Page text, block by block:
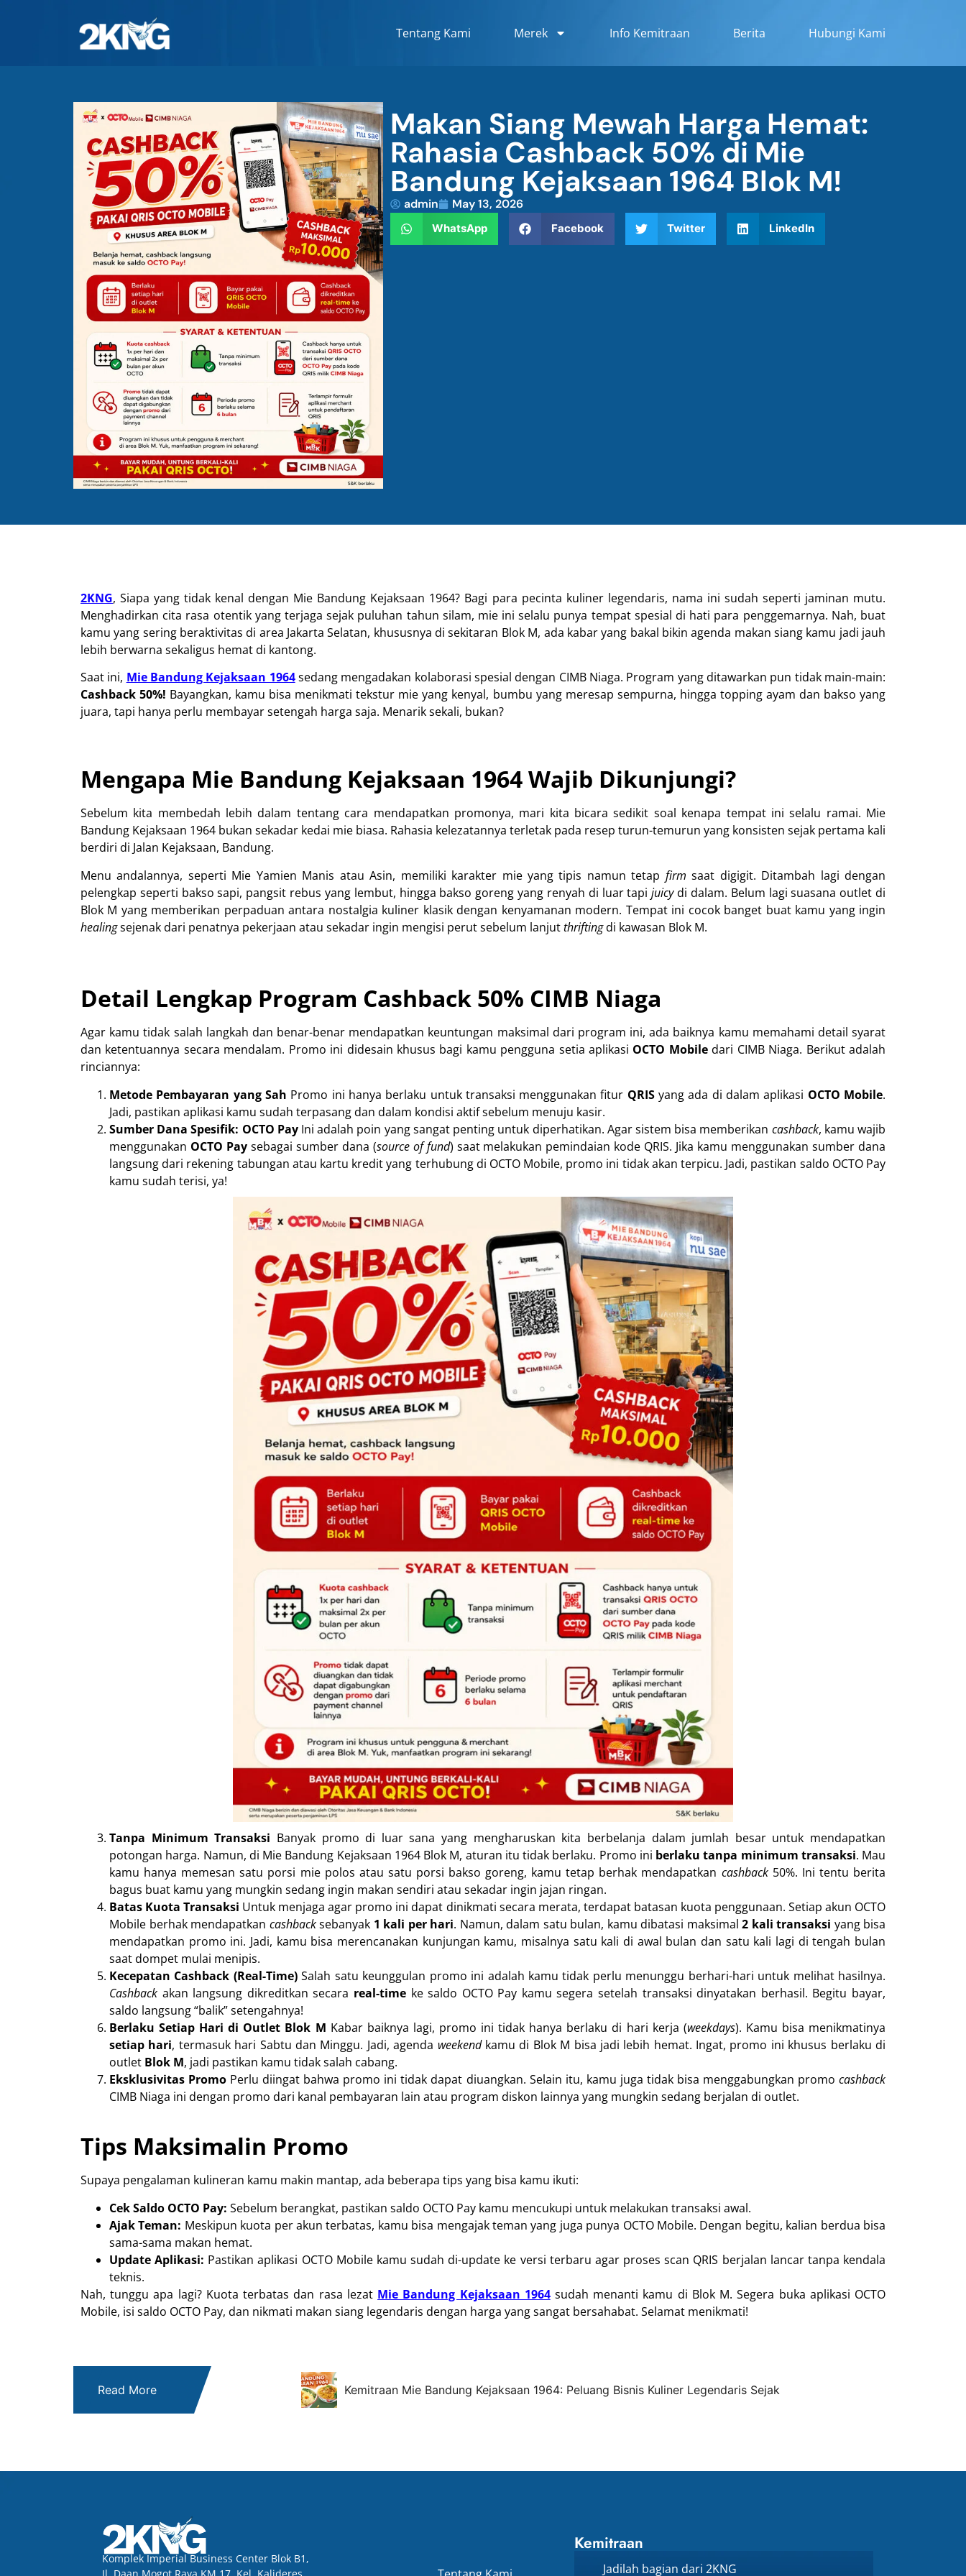
Tentang Kami Merek Info Kemitraan Berita Hubungi Kami
Makan Siang Mewah Harga Hemat:
Rahasia Cashback 50% di Mie
Bandung Kejaksaan 1964 Blok M!
admin May 13, 2026
WhatsApp Facebook Twitter LinkedIn
2KNG, Siapa yang tidak kenal dengan Mie Bandung Kejaksaan 1964? Bagi para pecinta kuliner legendaris, nama ini sudah seperti jaminan mutu.
Menghadirkan cita rasa otentik yang terjaga sejak puluhan tahun silam, mie ini selalu punya tempat spesial di hati para penggemarnya. Nah, buat
kamu yang sering beraktivitas di area Jakarta Selatan, khususnya di sekitaran Blok M, ada kabar yang bakal bikin agenda makan siang kamu jadi jauh
lebih berwarna sekaligus hemat di kantong.
Saat ini, Mie Bandung Kejaksaan 1964sedang mengadakan kolaborasi spesial dengan CIMB Niaga. Program yang ditawarkan pun tidak main-main:
Cashback 50%! Bayangkan, kamu bisa menikmati tekstur mie yang kenyal, bumbu yang meresap sempurna, hingga topping ayam dan bakso yang
juara, tapi hanya perlu membayar setengah harga saja. Menarik sekali, bukan?
Mengapa Mie Bandung Kejaksaan 1964 Wajib Dikunjungi?
Sebelum kita membedah lebih dalam tentang cara mendapatkan promonya, mari kita bicara sedikit soal kenapa tempat ini selalu ramai. Mie
Bandung Kejaksaan 1964 bukan sekadar kedai mie biasa. Rahasia kelezatannya terletak pada resep turun-temurun yang konsisten sejak pertama kali
berdiri di Jalan Kejaksaan, Bandung.
Menu andalannya, seperti Mie Yamien Manis atau Asin, memiliki karakter mie yang tipis namun tetap firm saat digigit. Ditambah lagi dengan
pelengkap seperti bakso sapi, pangsit rebus yang lembut, hingga bakso goreng yang renyah di luar tapijuicydi dalam. Belum lagi suasana outlet di
Blok M yang memberikan perpaduan antara nostalgia kuliner klasik dengan kenyamanan modern. Tempat ini cocok banget buat kamu yang ingin
healingsejenak dari penatnya pekerjaan atau sekadar ingin mengisi perut sebelum lanjutthriftingdi kawasan Blok M.
Detail Lengkap Program Cashback 50% CIMB Niaga
Agar kamu tidak salah langkah dan benar-benar mendapatkan keuntungan maksimal dari program ini, ada baiknya kamu memahami detail syarat
dan ketentuannya secara mendalam. Promo ini didesain khusus bagi kamu pengguna setia aplikasi OCTO Mobiledari CIMB Niaga. Berikut adalah
rinciannya:
Metode Pembayaran yang Sah Promo ini hanya berlaku untuk transaksi menggunakan fitur QRISyang ada di dalam aplikasi OCTO Mobile.
Jadi, pastikan aplikasi kamu sudah terpasang dan dalam kondisi aktif sebelum menuju kasir.
Sumber Dana Spesifik: OCTO PayIni adalah poin yang sangat penting untuk diperhatikan. Agar sistem bisa memberikan cashback, kamu wajib
menggunakan OCTO Paysebagai sumber dana (source of fund) saat melakukan pemindaian kode QRIS. Jika kamu menggunakan sumber dana
langsung dari rekening tabungan atau kartu kredit yang terhubung di OCTO Mobile, promo ini tidak akan terpicu. Jadi, pastikan saldo OCTO Pay
kamu sudah terisi, ya!
Tanpa Minimum Transaksi Banyak promo di luar sana yang mengharuskan kita berbelanja dalam jumlah besar untuk mendapatkan
potongan harga. Namun, di Mie Bandung Kejaksaan 1964 Blok M, aturan itu tidak berlaku. Promo ini berlaku tanpa minimum transaksi. Mau
kamu hanya memesan satu porsi mie polos atau satu porsi bakso goreng, kamu tetap berhak mendapatkan cashback50%. Ini tentu berita
bagus buat kamu yang mungkin sedang ingin makan sendiri atau sekadar ingin jajan ringan.
Batas Kuota Transaksi Untuk menjaga agar promo ini dapat dinikmati secara merata, terdapat batasan kuota penggunaan. Setiap akun OCTO
Mobile berhak mendapatkan cashbacksebanyak 1 kali per hari. Namun, dalam satu bulan, kamu dibatasi maksimal 2 kali transaksi yang bisa
mendapatkan promo ini. Jadi, kamu bisa merencanakan kunjungan kamu, misalnya satu kali di awal bulan dan satu kali lagi di tengah bulan
saat dompet mulai menipis.
Kecepatan Cashback (Real-Time)Salah satu keunggulan promo ini adalah kamu tidak perlu menunggu berhari-hari untuk melihat hasilnya.
Cashback akan langsung dikreditkan secara real-timeke saldo OCTO Pay kamu segera setelah transaksi dinyatakan berhasil. Begitu bayar,
saldo langsung “balik” setengahnya!
Berlaku Setiap Hari di Outlet Blok M Kabar baiknya lagi, promo ini tidak hanya berlaku di hari kerja (weekdays). Kamu bisa menikmatinya
setiap hari, termasuk hari Sabtu dan Minggu. Jadi, agenda weekendkamu di Blok M bisa jadi lebih hemat. Ingat, promo ini khusus berlaku di
outlet Blok M, jadi pastikan kamu tidak salah cabang.
Eksklusivitas Promo Perlu diingat bahwa promo ini tidak dapat diuangkan. Selain itu, kamu juga tidak bisa menggabungkan promocashback
CIMB Niaga ini dengan promo dari kanal pembayaran lain atau program diskon lainnya yang mungkin sedang berjalan di outlet.
Tips Maksimalin Promo
Supaya pengalaman kulineran kamu makin mantap, ada beberapa tips yang bisa kamu ikuti:
Cek Saldo OCTO Pay: Sebelum berangkat, pastikan saldo OCTO Pay kamu mencukupi untuk melakukan transaksi awal.
Ajak Teman: Meskipun kuota per akun terbatas, kamu bisa mengajak teman yang juga punya OCTO Mobile. Dengan begitu, kalian berdua bisa
sama-sama makan hemat.
Update Aplikasi: Pastikan aplikasi OCTO Mobile kamu sudah di-update ke versi terbaru agar proses scan QRIS berjalan lancar tanpa kendala
teknis.
Nah, tunggu apa lagi? Kuota terbatas dan rasa lezat Mie Bandung Kejaksaan 1964sudah menanti kamu di Blok M. Segera buka aplikasi OCTO
Mobile, isi saldo OCTO Pay, dan nikmati makan siang legendaris dengan harga yang sangat bersahabat. Selamat menikmati!
Read More Kemitraan Mie Bandung Kejaksaan 1964: Peluang Bisnis Kuliner Legendaris Sejak
Komplek Imperial Business Center Blok B1,
Kemitraan
Jadilah bagian dari 2KNG